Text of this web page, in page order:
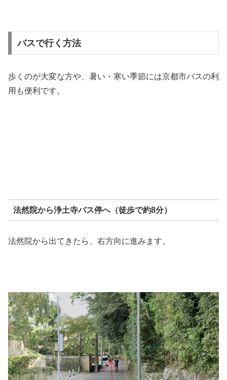
バスで行く方法
歩くのが大変な方や、暑い・寒い季節には京都市バスの利
用も便利です。
法然院から浄土寺バス停へ（徒歩で約8分）
法然院から出てきたら、右方向に進みます。